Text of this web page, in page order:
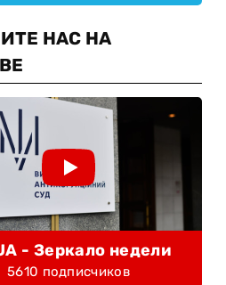
НАС НА
- Зеркало недели
5610 подписчиков